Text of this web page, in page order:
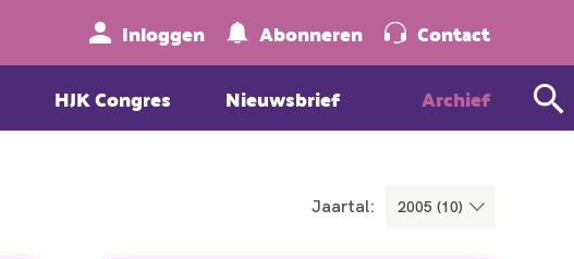
Inloggen Abonneren
Contact
HJK Congres Nieuwsbrief Archief
Zoeken
Jaartal: